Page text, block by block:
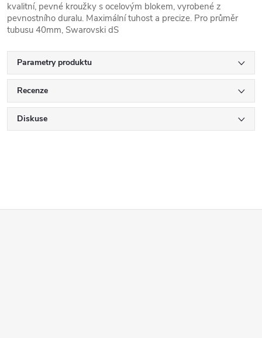
kvalitní, pevné kroužky s ocelovým blokem, vyrobené z
pevnostního duralu. Maximální tuhost a precize. Pro průměr
tubusu 40mm, Swarovski dS
Parametry produktu
Recenze
Diskuse